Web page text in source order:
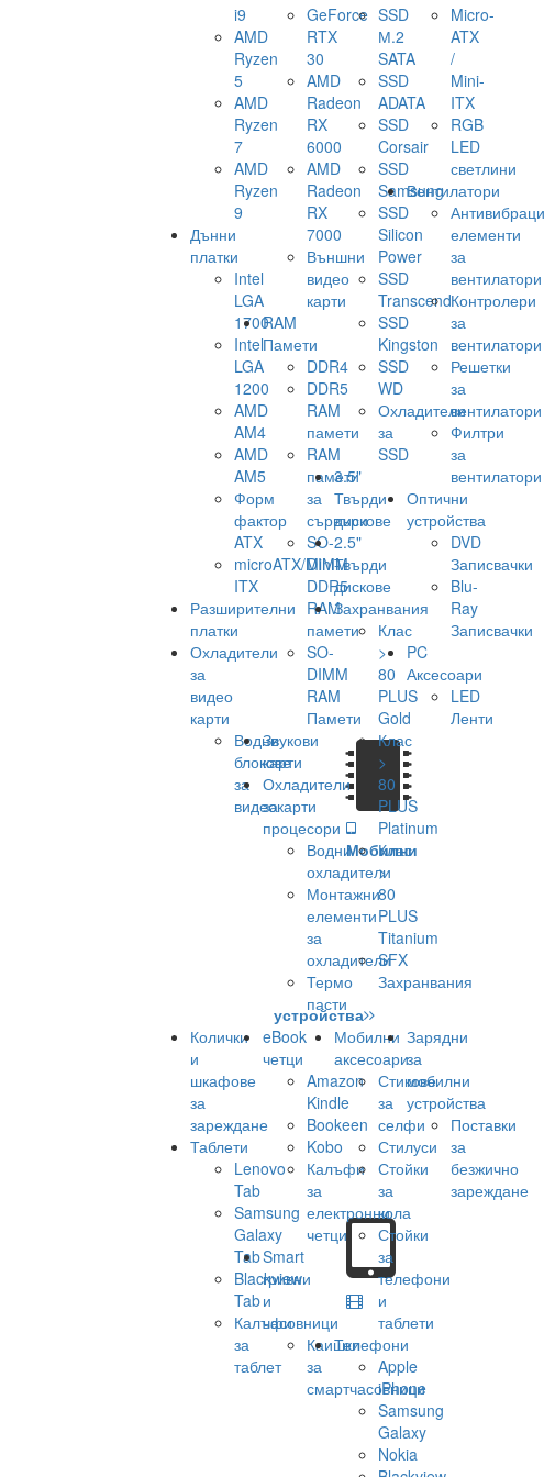
i9
AMD
Ryzen
5
AMD
Ryzen
7
AMD
Ryzen
9
Дънни
платки
Intel
LGA
1700
Intel
LGA
1200
AMD
AM4
AMD
AM5
Форм
фактор
ATX
microATX/Mini-
ITX
Разширителни
платки
Охладители
за
видео
карти
Водни
блокове
за
видеокарти
GeForce
RTX
30
AMD
Radeon
RX
6000
AMD
Radeon
RX
7000
Външни
видео
карти
RAM
Памети
DDR4
DDR5
RAM
памети
RAM
памети
за
сървъри
SO-
DIMM
DDR5
RAM
памети
SO-
DIMM
RAM
Памети
Звукови
карти
Охладители
за
процесори
Водни
охладители
Монтажни
елементи
за
охладители
Термо
пасти
SSD
М.2
SATA
SSD
ADATA
SSD
Corsair
SSD
Samsung
SSD
Silicon
Power
SSD
Transcend
SSD
Kingston
SSD
WD
Охладители
за
SSD
3.5"
Твърди
дискове
2.5"
Твърди
дискове
Захранвания
Клас
>
80
PLUS
Gold
Клас
>
80
PLUS
Platinum
Клас
>
80
PLUS
Titanium
SFX
Захранвания
Micro-
ATX
/
Mini-
ITX
RGB
LED
светлини
Вентилатори
елементи
за
вентилатори
Контролери
за
вентилатори
Решетки
за
вентилатори
Филтри
за
вентилатори
Оптични
устройства
DVD
Записвачки
Blu-
Ray
Записвачки
PC
Аксесоари
LED
Ленти
Мобилни
устройства
Колички
и
шкафове
за
зареждане
Таблети
Lenovo
Tab
Samsung
Galaxy
Tab
Blackview
Tab
Калъфи
за
таблет
eBook
четци
Amazon
Kindle
Bookeen
Kobo
Калъфи
за
електронни
четци
Smart
гривни
и
часовници
Каишки
за
смартчасовници
Мобилни
аксесоари
Стикове
за
селфи
Стилуси
Стойки
за
кола
Стойки
за
телефони
и
таблети
Телефони
Apple
iPhone
Samsung
Galaxy
Nokia
Зарядни
за
мобилни
устройства
Поставки
за
безжично
зареждане